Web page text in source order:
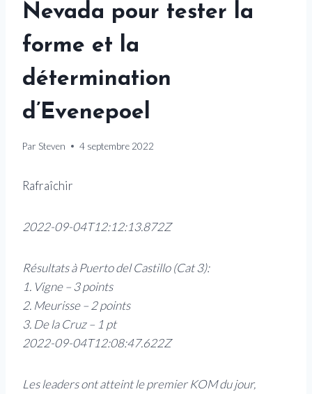
Nevada pour tester la
forme et la
détermination
d’Evenepoel
Par Steven 4 septembre 2022
Rafraîchir
2022-09-04T12:12:13.872Z
Résultats à Puerto del Castillo (Cat 3):
1. Vigne – 3 points
2. Meurisse – 2 points
3. De la Cruz – 1 pt
2022-09-04T12:08:47.622Z
Les leaders ont atteint le premier KOM du jour,